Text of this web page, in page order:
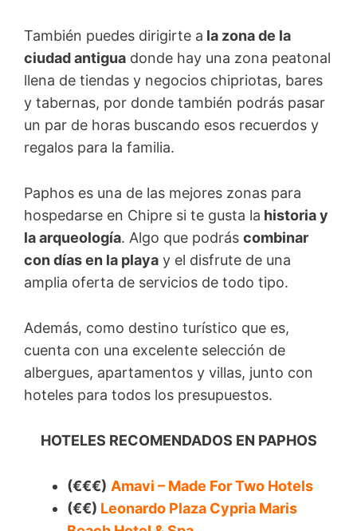
También puedes dirigirte a la zona de la
ciudad antigua donde hay una zona peatonal
llena de tiendas y negocios chipriotas, bares
y tabernas, por donde también podrás pasar
un par de horas buscando esos recuerdos y
regalos para la familia.
Paphos es una de las mejores zonas para
hospedarse en Chipre si te gusta la historia y
la arqueología. Algo que podrás combinar
con días en la playa y el disfrute de una
amplia oferta de servicios de todo tipo.
Además, como destino turístico que es,
cuenta con una excelente selección de
albergues, apartamentos y villas, junto con
hoteles para todos los presupuestos.
HOTELES RECOMENDADOS EN PAPHOS
(€€€) Amavi – Made For Two Hotels
(€€) Leonardo Plaza Cypria Maris